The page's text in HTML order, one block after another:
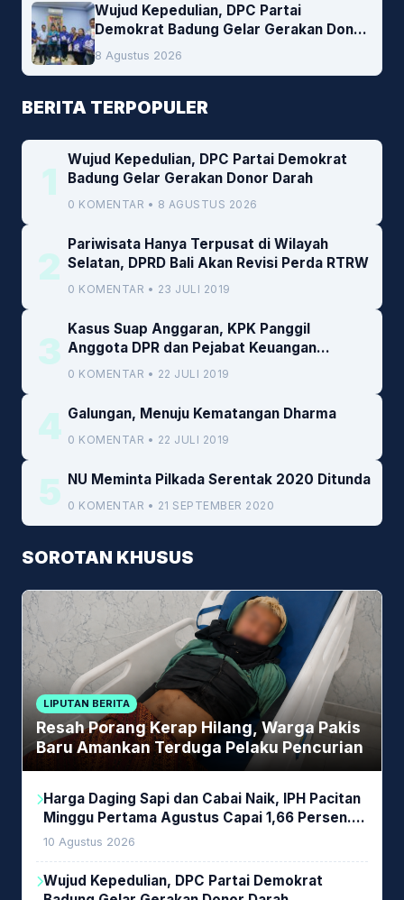
Wujud Kepedulian, DPC Partai
Demokrat Badung Gelar Gerakan Donor
Darah
8 Agustus 2026
BERITA TERPOPULER
1
Wujud Kepedulian, DPC Partai Demokrat
Badung Gelar Gerakan Donor Darah
0 KOMENTAR • 8 AGUSTUS 2026
2
Pariwisata Hanya Terpusat di Wilayah
Selatan, DPRD Bali Akan Revisi Perda RTRW
0 KOMENTAR • 23 JULI 2019
3
Kasus Suap Anggaran, KPK Panggil
Anggota DPR dan Pejabat Keuangan
Kemenkeu
0 KOMENTAR • 22 JULI 2019
4 Galungan, Menuju Kematangan Dharma
0 KOMENTAR • 22 JULI 2019
5 NU Meminta Pilkada Serentak 2020 Ditunda
0 KOMENTAR • 21 SEPTEMBER 2020
SOROTAN KHUSUS
LIPUTAN BERITA
Resah Porang Kerap Hilang, Warga Pakis
Baru Amankan Terduga Pelaku Pencurian
Harga Daging Sapi dan Cabai Naik, IPH Pacitan
Minggu Pertama Agustus Capai 1,66 Persen.
Ini Penjelasan Kabag Ayub
10 Agustus 2026
Wujud Kepedulian, DPC Partai Demokrat